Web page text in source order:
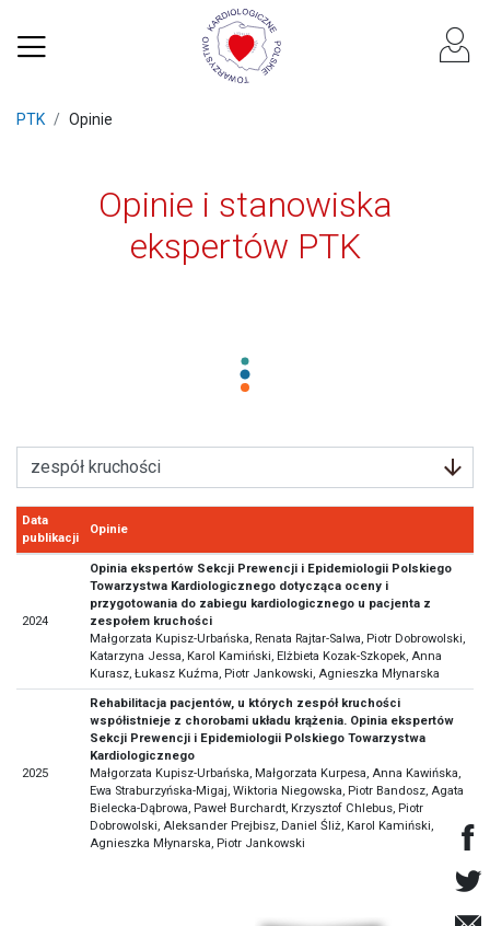
PTK Opinie
Opinie i stanowiska
ekspertów PTK
Data
publikacji
Opinie
2024
Opinia ekspertów Sekcji Prewencji i Epidemiologii Polskiego
Towarzystwa Kardiologicznego dotycząca oceny i
przygotowania do zabiegu kardiologicznego u pacjenta z
zespołem kruchości
Małgorzata Kupisz-Urbańska, Renata Rajtar-Salwa, Piotr Dobrowolski,
Katarzyna Jessa, Karol Kamiński, Elżbieta Kozak-Szkopek, Anna
Kurasz, Łukasz Kuźma, Piotr Jankowski, Agnieszka Młynarska
2025
Rehabilitacja pacjentów, u których zespół kruchości
współistnieje z chorobami układu krążenia. Opinia ekspertów
Sekcji Prewencji i Epidemiologii Polskiego Towarzystwa
Kardiologicznego
Małgorzata Kupisz-Urbańska, Małgorzata Kurpesa, Anna Kawińska,
Ewa Straburzyńska-Migaj, Wiktoria Niegowska, Piotr Bandosz, Agata
Bielecka-Dąbrowa, Paweł Burchardt, Krzysztof Chlebus, Piotr
Dobrowolski, Aleksander Prejbisz, Daniel Śliż, Karol Kamiński,
Agnieszka Młynarska, Piotr Jankowski